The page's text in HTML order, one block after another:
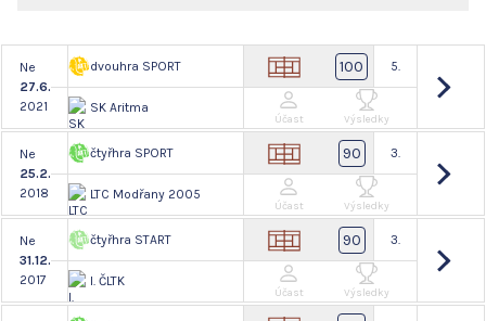
Ne
27.6.
2021
dvouhra SPORT
SK Aritma
100 5.
Účast Výsledky
Ne
25.2.
2018
čtyřhra SPORT
LTC Modřany 2005
90 3.
Účast Výsledky
Ne
31.12.
2017
čtyřhra START
I. ČLTK
90 3.
Účast Výsledky